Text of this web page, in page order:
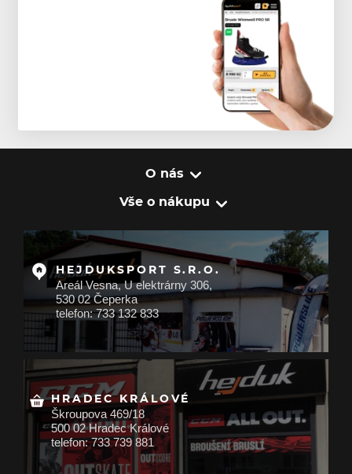
O nás
Vše o nákupu
HEJDUKSPORT S.R.O.
Areál Vesna, U elektrárny 306,
530 02 Čeperka
telefon: 733 132 833
HRADEC KRÁLOVÉ
Škroupova 469/18
500 02 Hradec Králové
telefon: 733 739 881